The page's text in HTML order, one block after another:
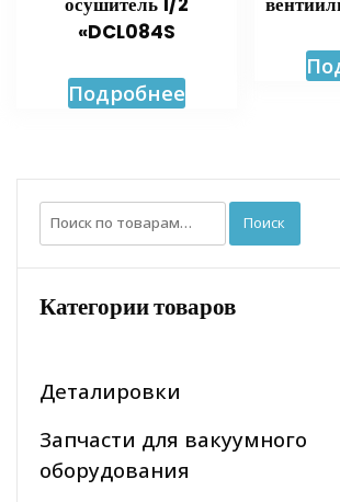
«DCL084S
Подробнее
Искать: Поиск
Категории товаров
Деталировки
Запчасти для вакуумного
оборудования